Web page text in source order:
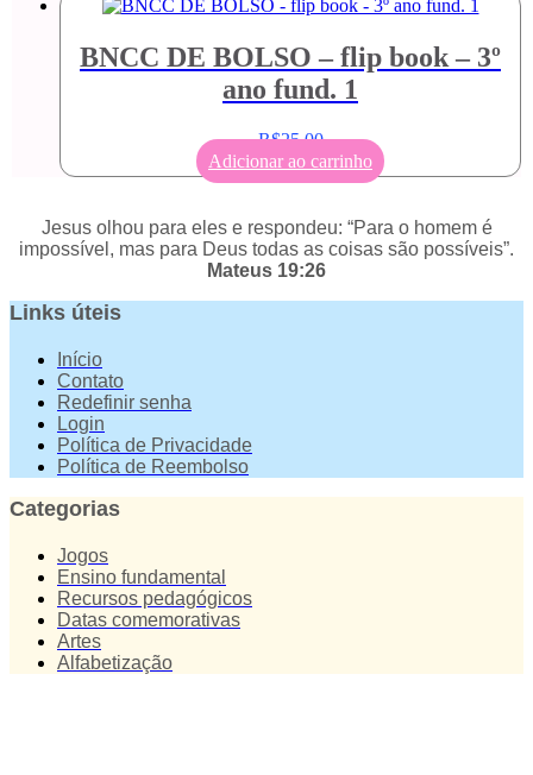
BNCC DE BOLSO – flip book – 3º
ano fund. 1
R$25,00
Adicionar ao carrinho
Jesus olhou para eles e respondeu: “Para o homem é
impossível, mas para Deus todas as coisas são possíveis”.
Mateus 19:26
Links úteis
Início
Contato
Redefinir senha
Login
Política de Privacidade
Política de Reembolso
Categorias
Jogos
Ensino fundamental
Recursos pedagógicos
Datas comemorativas
Artes
Alfabetização